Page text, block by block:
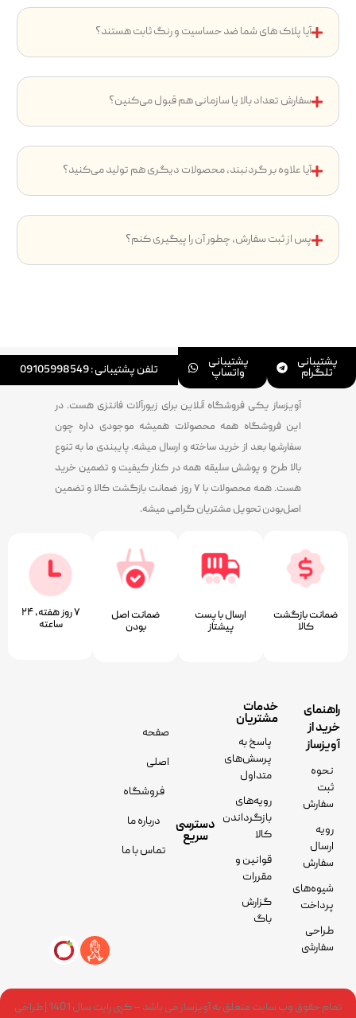
آیا پلاک های شما ضد حساسیت و رنگ ثابت هستند؟
سفارش تعداد بالا یا سازمانی هم قبول می‌کنین؟
آیا علاوه بر گردنبند، محصولات دیگری هم تولید می‌کنید؟
پس از ثبت سفارش، چطور آن را پیگیری کنم؟
پشتیبانی
تلگرام
پشتیبانی
واتساپ تلفن پشتیبانی : 09105998549
آویزساز یکی فروشگاه آنلاین برای زیورآلات فانتزی هست. در
این فروشگاه همه محصولات همیشه موجودی داره چون
سفارشها بعد از خرید ساخته و ارسال میشه. پایبندی ما به تنوع
بالا طرح و پوشش سلیقه همه در کنار کیفیت و تضمین خرید
هست. همه محصولات با ۷ روز ضمانت بازگشت کالا و تضمین
اصل‌بودن تحویل مشتریان گرامی میشه.
ضمانت بازگشت
کالا
ارسال با پست
پیشتاز
ﺿﻤﺎﻧﺖ اﺻﻞ
ﺑﻮدن
۷ روز ﻫﻔﺘﻪ، ۲۴
ﺳﺎﻋﺘﻪ
راهنمای
خرید از
آویزساز
نحوه
ثبت
سفارش
رویه
ارسال
سفارش
شیوه‌های
پرداخت
طراحی
سفارشی
خدمات
مشتریان
پاسخ به
پرسش‌های
متداول
رویه‌های
بازگرداندن
کالا
قوانین و
مقررات
گزارش
باگ
دسترسی
سریع
صفحه
اصلی
فروشگاه
درباره ما
تماس با ما
تمام حقوق وب سایت متعلق به آویزساز می باشد – کپی رایت سال 1401 | طراحی